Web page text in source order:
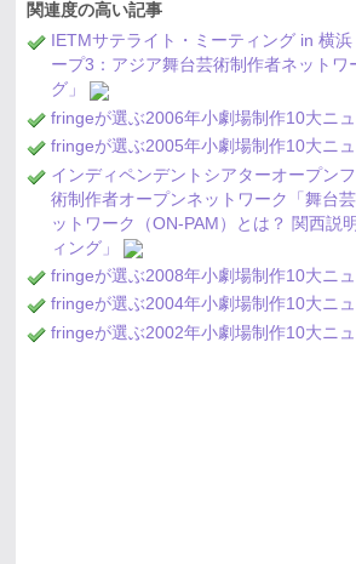
関連度の高い記事
IETMサテライト・ミーティング in 横
ープ3：アジア舞台芸術制作者ネットワ
グ」
fringeが選ぶ2006年小劇場制作10大ニ
fringeが選ぶ2005年小劇場制作10大ニ
インディペンデントシアターオープン
術制作者オープンネットワーク「舞台
ットワーク（ON-PAM）とは？ 関西説
ィング」
fringeが選ぶ2008年小劇場制作10大ニ
fringeが選ぶ2004年小劇場制作10大ニ
fringeが選ぶ2002年小劇場制作10大ニ